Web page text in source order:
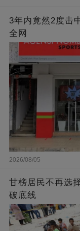
3年内竟然2度击
全网
2026/08/05
甘榜居民不再选
破底线